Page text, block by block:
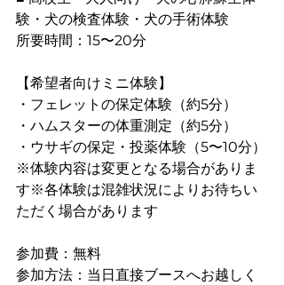
験・犬の検査体験・犬の手術体験
所要時間：15〜20分
【希望者向けミニ体験】
・フェレットの保定体験（約5分）
・ハムスターの体重測定（約5分）
・ウサギの保定・投薬体験（5〜10分）
※体験内容は変更となる場合がありま
す※各体験は混雑状況によりお待ちい
ただく場合があります
参加費：無料
参加方法：当日直接ブースへお越しく